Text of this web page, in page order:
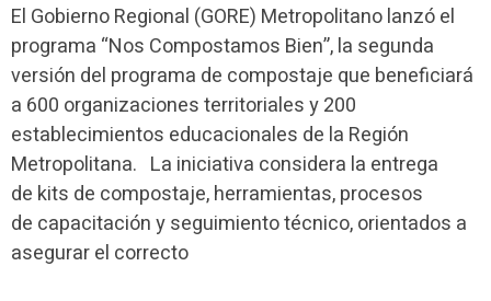
El Gobierno Regional (GORE) Metropolitano lanzó el
programa “Nos Compostamos Bien”, la segunda
versión del programa de compostaje que beneficiará
a 600 organizaciones territoriales y 200
establecimientos educacionales de la Región
Metropolitana. La iniciativa considera la entrega
de kits de compostaje, herramientas, procesos
de capacitación y seguimiento técnico, orientados a
asegurar el correcto